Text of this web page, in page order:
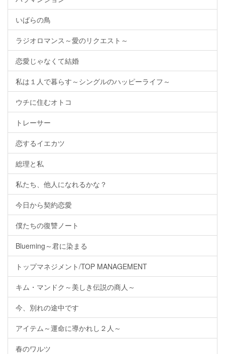
いばらの鳥
ラジオロマンス～愛のリクエスト～
恋愛じゃなくて結婚
私は１人で暮らす～シングルのハッピーライフ～
ウチに住むオトコ
トレーサー
恋するイエカツ
総理と私
私たち、他人になれるかな？
今日から契約恋愛
僕たちの復讐ノート
Blueming～君に染まる
トップマネジメント/TOP MANAGEMENT
キム・マンドク～美しき伝説の商人～
今、別れの途中です
アイテム～運命に導かれし２人～
春のワルツ